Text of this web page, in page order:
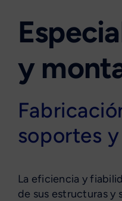
y
soportes
La eficiencia y
de sus estructuras y